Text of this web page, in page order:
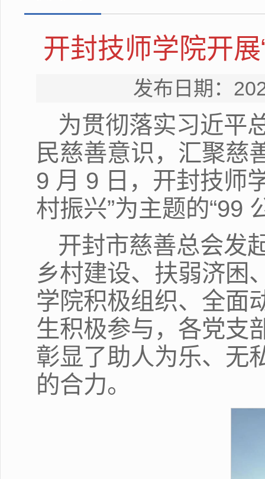
开封技师学院开展
发布日期：
为贯彻落实习近平
民慈善意识，汇聚慈
9 月 9 日，开封技师
村振兴”为主题的“99
开封市慈善总会发
乡村建设、扶弱济困
学院积极组织、全面
生积极参与，各党支
彰显了助人为乐、无
的合力。